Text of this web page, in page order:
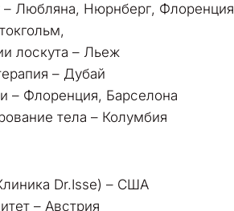
– Любляна, Нюрнберг, Флоренция
лоскута – Льеж
– Дубай
– Флоренция, Барселона
тела – Колумбия
Dr.Isse) – США
– Австрия